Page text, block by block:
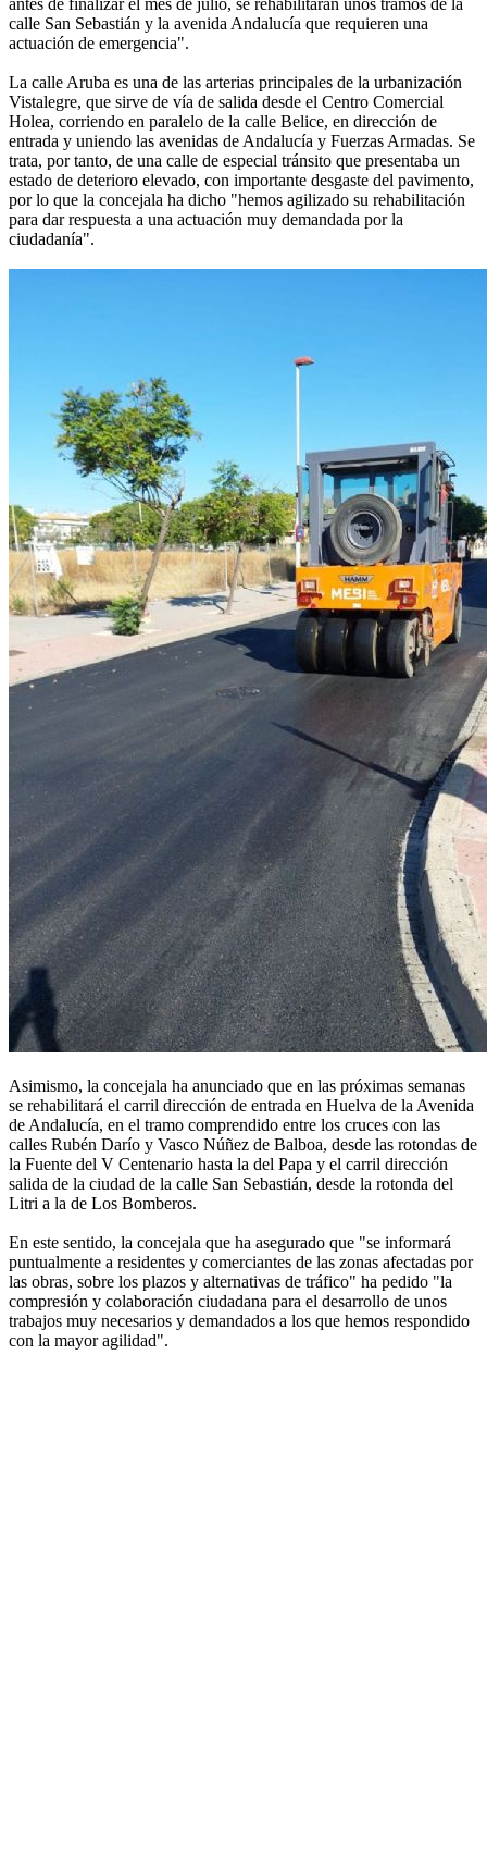
antes de finalizar el mes de julio, se rehabilitarán unos tramos de la
calle San Sebastián y la avenida Andalucía que requieren una
actuación de emergencia".
La calle Aruba es una de las arterias principales de la urbanización
Vistalegre, que sirve de vía de salida desde el Centro Comercial
Holea, corriendo en paralelo de la calle Belice, en dirección de
entrada y uniendo las avenidas de Andalucía y Fuerzas Armadas. Se
trata, por tanto, de una calle de especial tránsito que presentaba un
estado de deterioro elevado, con importante desgaste del pavimento,
por lo que la concejala ha dicho "hemos agilizado su rehabilitación
para dar respuesta a una actuación muy demandada por la
ciudadanía".
Asimismo, la concejala ha anunciado que en las próximas semanas
se rehabilitará el carril dirección de entrada en Huelva de la Avenida
de Andalucía, en el tramo comprendido entre los cruces con las
calles Rubén Darío y Vasco Núñez de Balboa, desde las rotondas de
la Fuente del V Centenario hasta la del Papa y el carril dirección
salida de la ciudad de la calle San Sebastián, desde la rotonda del
Litri a la de Los Bomberos.
En este sentido, la concejala que ha asegurado que "se informará
puntualmente a residentes y comerciantes de las zonas afectadas por
las obras, sobre los plazos y alternativas de tráfico" ha pedido "la
compresión y colaboración ciudadana para el desarrollo de unos
trabajos muy necesarios y demandados a los que hemos respondido
con la mayor agilidad".